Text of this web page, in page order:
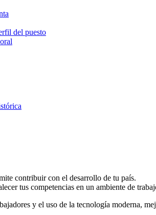
del puesto
contribuir con el desarrollo de tu país.
tus competencias en un ambiente de
y el uso de la tecnología moderna,